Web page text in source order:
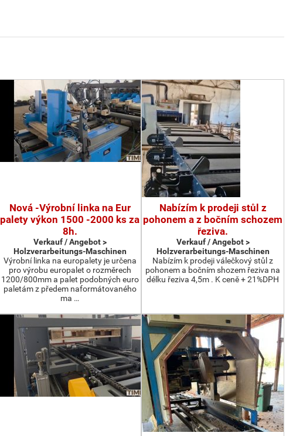
Nová -Výrobní linka na Eur
palety výkon 1500 -2000 ks za
8h.
Verkauf / Angebot >
Holzverarbeitungs-Maschinen
Výrobní linka na europalety je určena
pro výrobu europalet o rozměrech
1200/800mm a palet podobných euro
paletám z předem naformátovaného
ma …
Nabízím k prodeji stůl z
pohonem a z bočním schozem
řeziva.
Verkauf / Angebot >
Holzverarbeitungs-Maschinen
Nabízím k prodeji válečkový stůl z
pohonem a bočním shozem řeziva na
délku řeziva 4,5m . K ceně + 21%DPH